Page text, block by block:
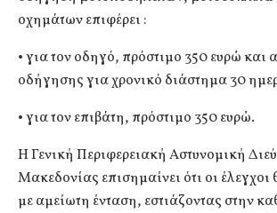
οχημάτων επιφέρει :
• για τον οδηγό, πρόστιμο 350 ευρώ και
οδήγησης για χρονικό διάστημα 30
• για τον επιβάτη, πρόστιμο 350 ευρώ.
Η Γενική Περιφερειακή Αστυνομική
Μακεδονίας επισημαίνει ότι οι έλεγχοι
με αμείωτη ένταση, εστιάζοντας στην